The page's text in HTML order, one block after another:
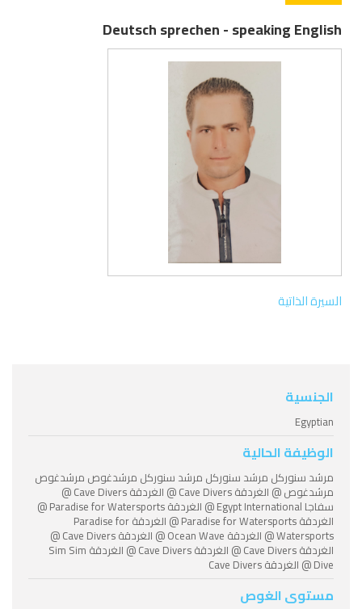
Deutsch sprechen - speaking English
السيرة الذاتية
الجنسية
Egyptian
الوظيفة الحالية
مرشد سنوركل مرشد سنوركل مرشد سنوركل مرشدغوص مرشدغوص
مرشدغوص @ الغردقة Cave Divers @ الغردقة Cave Divers @
سفاجا Egypt International @ الغردقة Paradise for Watersports @
الغردقة Paradise for Watersports @ الغردقة Paradise for
Watersports @ الغردقة Ocean Wave @ الغردقة Cave Divers @
الغردقة Cave Divers @ الغردقة Cave Divers @ الغردقة Sim Sim
Dive @ الغردقة Cave Divers
مستوى الغوص